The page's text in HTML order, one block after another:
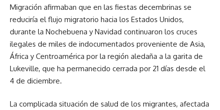
Migración afirmaban que en las fiestas decembrinas se
reduciría el flujo migratorio hacia los Estados Unidos,
durante la Nochebuena y Navidad continuaron los cruces
ilegales de miles de indocumentados proveniente de Asia,
África y Centroamérica por la región aledaña a la garita de
Lukeville, que ha permanecido cerrada por 21 días desde el
4 de diciembre.
La complicada situación de salud de los migrantes, afectada